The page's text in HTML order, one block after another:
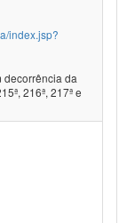
index.jsp?
decorrência da
216ª, 217ª e